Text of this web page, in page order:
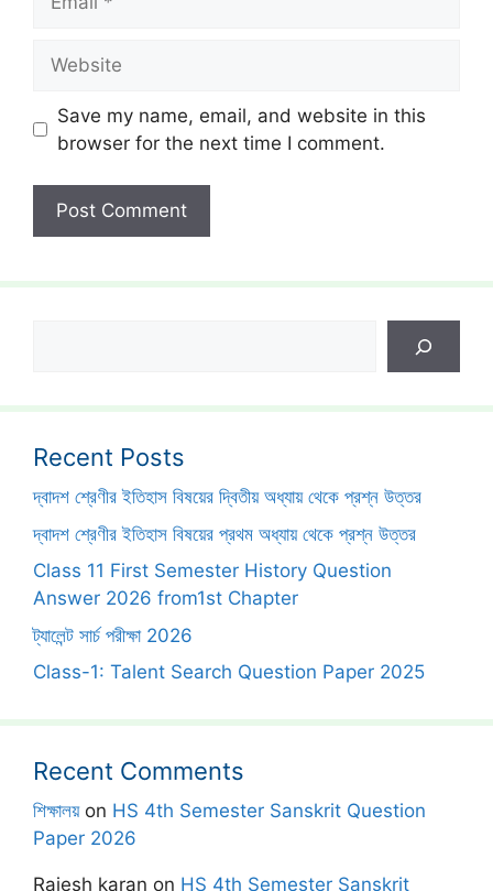
Save my name, email, and website in this
browser for the next time I comment.
Recent Posts
দ্বাদশ শ্রেণীর ইতিহাস বিষয়ের দ্বিতীয় অধ্যায় থেকে প্রশ্ন উত্তর
দ্বাদশ শ্রেণীর ইতিহাস বিষয়ের প্রথম অধ্যায় থেকে প্রশ্ন উত্তর
Class 11 First Semester History Question
Answer 2026 from1st Chapter
ট্যালেন্ট সার্চ পরীক্ষা 2026
Class-1: Talent Search Question Paper 2025
Recent Comments
শিক্ষালয়on HS 4th Semester Sanskrit Question
Paper 2026
Rajesh karan on HS 4th Semester Sanskrit